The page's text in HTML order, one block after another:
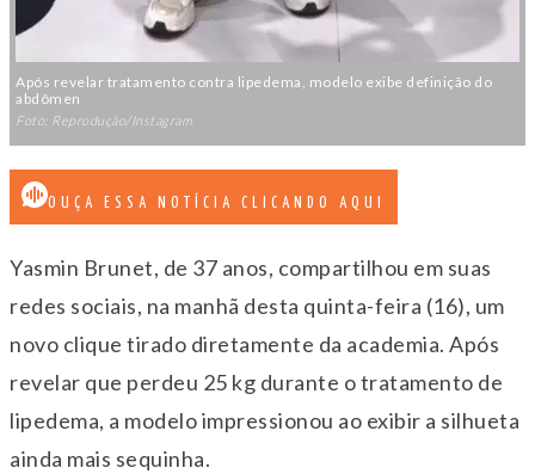
Após revelar tratamento contra lipedema, modelo exibe definição do
abdômen
Foto: Reprodução/Instagram
OUÇA ESSA NOTÍCIA CLICANDO AQUI
Yasmin Brunet, de 37 anos, compartilhou em suas
redes sociais, na manhã desta quinta-feira (16), um
novo clique tirado diretamente da academia. Após
revelar que perdeu 25 kg durante o tratamento de
lipedema, a modelo impressionou ao exibir a silhueta
ainda mais sequinha.